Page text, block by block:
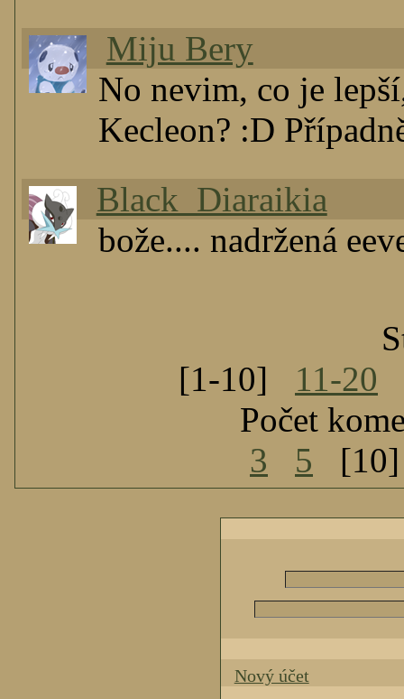
Miju Bery
No nevim, co je
Kecleon? :D
Black_Diaraikia
bože.... nadržená
[1-10] 11-20
Počet
3
5
Nový účet